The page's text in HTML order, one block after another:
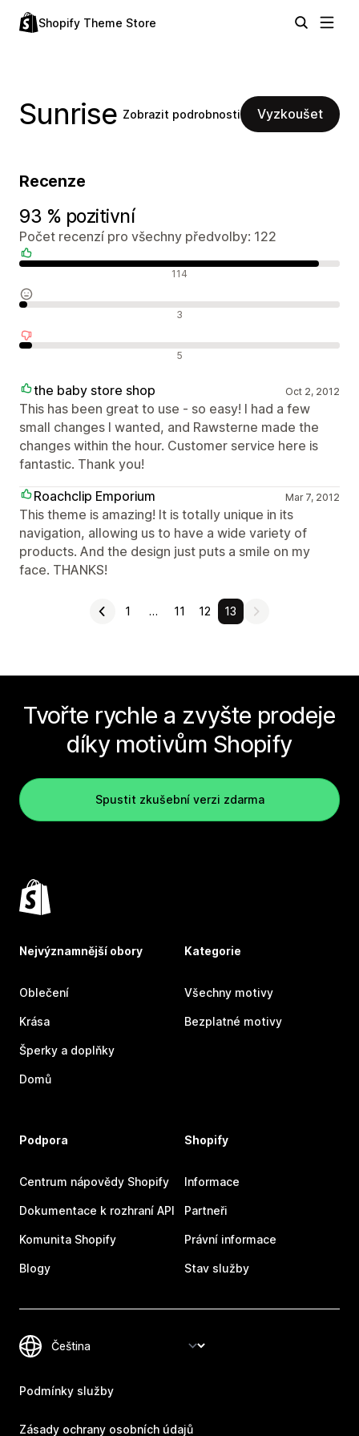
Shopify Theme Store
Sunrise Zobrazit podrobnosti Vyzkoušet
Recenze
93 % pozitivní
Počet recenzí pro všechny předvolby: 122
114
3
5
the baby store shop Oct 2, 2012
This has been great to use - so easy! I had a few
small changes I wanted, and Rawsterne made the
changes within the hour. Customer service here is
fantastic. Thank you!
Roachclip Emporium
Mar 7, 2012
This theme is amazing! It is totally unique in its
navigation, allowing us to have a wide variety of
products. And the design just puts a smile on my
face. THANKS!
1 … 11 12 13
Tvořte rychle a zvyšte prodeje
díky motivům Shopify
Spustit zkušební verzi zdarma
Nejvýznamnější obory
Oblečení
Krása
Šperky a doplňky
Domů
Kategorie
Všechny motivy
Bezplatné motivy
Podpora
Centrum nápovědy Shopify
Dokumentace k rozhraní API
Komunita Shopify
Blogy
Shopify
Informace
Partneři
Právní informace
Stav služby
Podmínky služby
Zásady ochrany osobních údajů